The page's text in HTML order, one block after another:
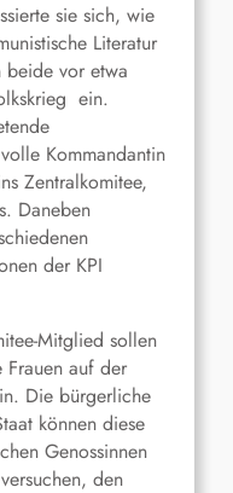
sie sich, wie
Literatur
beide vor etwa
ein.
Kommandantin
Zentralkomitee,
Daneben
der KPI
Mitglied sollen
Frauen auf der
Die bürgerliche
können diese
Genossinnen
den